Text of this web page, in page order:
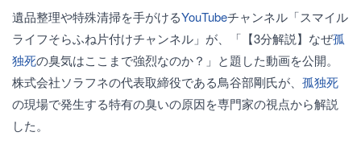
遺品整理や特殊清掃を手がけるYouTubeチャンネル「スマイル
ライフそらふね片付けチャンネル」が、「【3分解説】なぜ孤
独死の臭気はここまで強烈なのか？」と題した動画を公開。
株式会社ソラフネの代表取締役である鳥谷部剛氏が、 孤独死
の現場で発生する特有の臭いの原因を専門家の視点から解説
した。